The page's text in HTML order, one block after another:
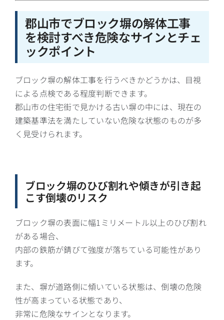
郡山市でブロック塀の解体工事
を検討すべき危険なサインとチェ
ックポイント
ブロック塀の解体工事を行うべきかどうかは、目視
による点検である程度判断できます。
郡山市の住宅街で見かける古い塀の中には、現在の
建築基準法を満たしていない危険な状態のものが多
く見受けられます。
ブロック塀のひび割れや傾きが引き起
こす倒壊のリスク
ブロック塀の表面に幅1ミリメートル以上のひび割れ
がある場合、
内部の鉄筋が錆びて強度が落ちている可能性があり
ます。
また、塀が道路側に傾いている状態は、倒壊の危険
性が高まっている状態であり、
非常に危険なサインとなります。